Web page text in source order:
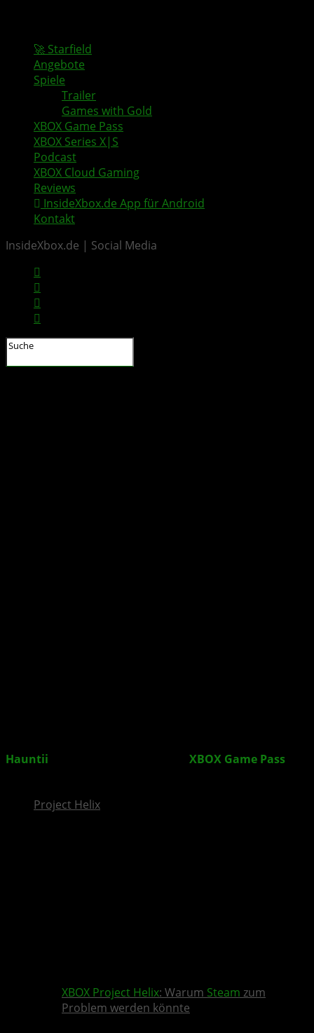
🚀 Starfield
Angebote
Spiele
Trailer
Games with Gold
XBOX Game Pass
XBOX Series X|S
Podcast
XBOX Cloud Gaming
Reviews
InsideXbox.de App für Android
Kontakt
InsideXbox.de | Social Media
Hauntii
XBOX Game Pass
Project Helix
XBOX Project Helix: Warum Steam zum
Problem werden könnte